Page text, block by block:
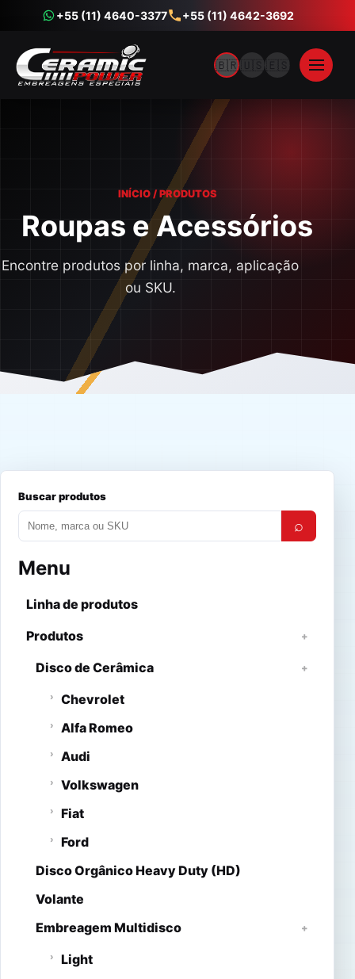
+55 (11) 4640-3377 +55 (11) 4642-3692
🇧🇷 🇪🇸
INÍCIO / PRODUTOS
Roupas e Acessórios
Encontre produtos por linha, marca, aplicação
ou SKU.
Buscar produtos
⌕
Menu
Linha de produtos
Produtos
Disco de Cerâmica
Chevrolet
Alfa Romeo
Audi
Volkswagen
Fiat
Ford
Disco Orgânico Heavy Duty (HD)
Volante
Embreagem Multidisco
Light